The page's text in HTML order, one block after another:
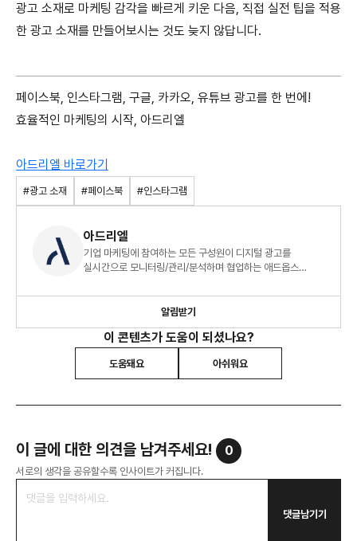
광고 소재로 마케팅 감각을 빠르게 키운 다음, 직접 실전 팁을 적용
한 광고 소재를 만들어보시는 것도 늦지 않답니다.
페이스북, 인스타그램, 구글, 카카오, 유튜브 광고를 한 번에!
효율적인 마케팅의 시작, 아드리엘
아드리엘 바로가기
#광고 소재 #페이스북 #인스타그램
아드리엘
기업 마케팅에 참여하는 모든 구성원이 디지털 광고를
실시간으로 모니터링/관리/분석하며 협업하는 애드옵스
알림받기
이 콘텐츠가 도움이 되셨나요?
도움돼요 아쉬워요
이 글에 대한 의견을 남겨주세요! 0
서로의 생각을 공유할수록 인사이트가 커집니다.
댓글남기기